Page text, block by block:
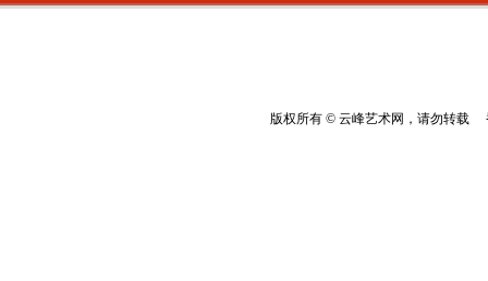
版权所有 © 云峰艺术网，请勿转载